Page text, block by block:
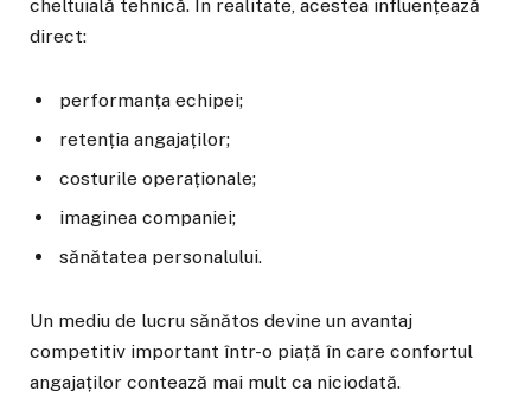
cheltuială tehnică. În realitate, acestea influențează
direct:
performanța echipei;
retenția angajaților;
costurile operaționale;
imaginea companiei;
sănătatea personalului.
Un mediu de lucru sănătos devine un avantaj
competitiv important într-o piață în care confortul
angajaților contează mai mult ca niciodată.